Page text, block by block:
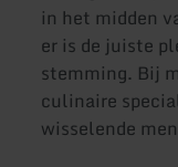
in het midden
er is de juiste
stemming. Bij
culinaire
wisselende